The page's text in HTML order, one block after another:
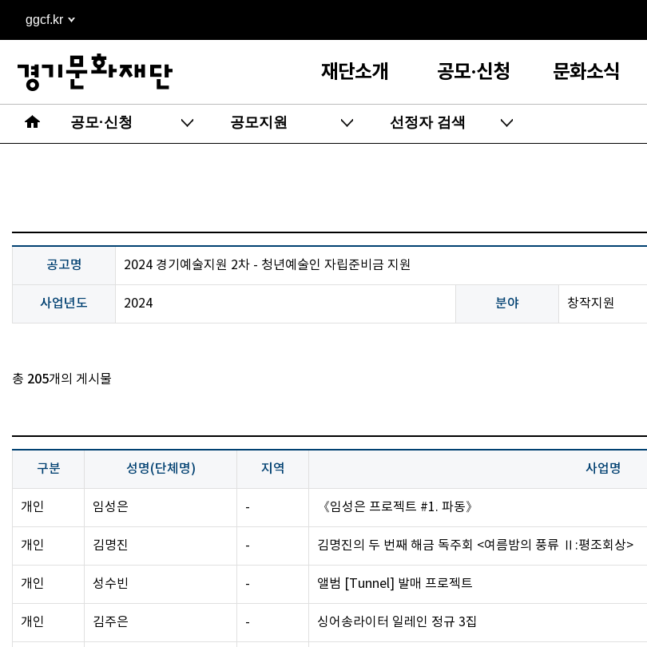
바로가기
ggcf.kr
재단소개 공모·신청 문화소식
공모·신청 공모지원 선정자 검색
공고명 2024 경기예술지원 2차 - 청년예술인 자립준비금 지원
사업년도 2024 분야 창작지원
총 205개의 게시물
구분 성명(단체명) 지역 사업명
개인 임성은 - 《임성은 프로젝트 #1. 파동》
개인 김명진 - 김명진의 두 번째 해금 독주회 <여름밤의 풍류 Ⅱ:평조회상>
개인 성수빈 - 앨범 [Tunnel] 발매 프로젝트
개인 김주은 - 싱어송라이터 일레인 정규 3집